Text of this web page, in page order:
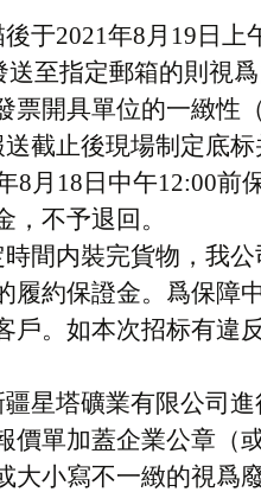
後于2021年8月 19 日上
送至指定郵箱的則視
開具單位的一緻性
截止後現場制定底
8月 18 日 中午12:00前
不予退回。
間内裝完貨物，我
約保證金。爲保障
。如本次招标有違
疆星塔礦業有限公司進
單加蓋企業公章（或
大小寫不一緻的視爲